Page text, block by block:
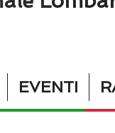
EVENTI